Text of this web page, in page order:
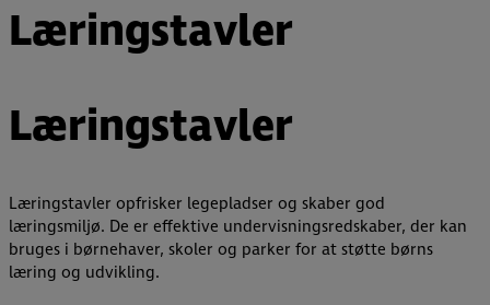
Læringstavler
Læringstavler
Læringstavler opfrisker legepladser og skaber god
læringsmiljø. De er effektive undervisningsredskaber, der kan
bruges i børnehaver, skoler og parker for at støtte børns
læring og udvikling.